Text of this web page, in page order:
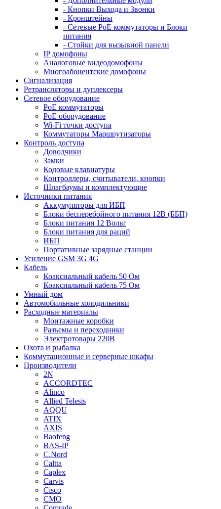
- Кнопки Выхода и Звонки
- Кронштейны
- Сетевые PoE коммутаторы и Блоки
питания
- Стойки для вызывной панели
IP домофоны
Аналоговые видеодомофоны
Многоабонентские домофоны
Сигнализация
Ретрансляторы и дуплексеры
Сетевое оборудование
PoE коммутаторы
PoE оборудование
Wi-Fi точки доступа
Коммутаторы Маршрутизаторы
Контроль доступа
Доводчики
Замки
Кодовые клавиатуры
Контроллеры, считыватели, кнопки
Шлагбаумы и комплектующие
Источники питания
Аккумуляторы для ИБП
Блоки бесперебойного питания 12В (ББП)
Блоки питания 12 Вольт
Блоки питания для раций
ИБП
Портативные зарядные станции
Усиление GSM 3G 4G
Кабель
Коаксиальный кабель 50 Ом
Коаксиальный кабель 75 Ом
Умный дом
Автомобильные холодильники
Расходные материалы
Монтажные коробки
Разъемы и переходники
Электротовары 220В
Охота и рыбалка
Коммутационные и серверные шкафы
Производители
2N
ACCORDTEC
Alinco
Allied Telesis
AQQU
ATIX
AXIS
Baofeng
BAS-IP
C.Nord
Caltta
Caplex
Carvis
Cisco
CMO